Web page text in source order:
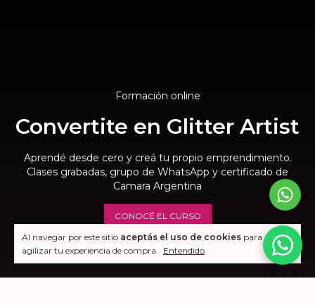
Al navegar por este sitio aceptás el uso de cookies para
agilizar tu experiencia de compra. Entendido
Formación online
Convertite en Glitter Artist
Aprendé desde cero y creá tu propio emprendimiento.
Clases grabadas, grupo de WhatsApp y certificado de
Camara Argentina
CONOCÉ EL CURSO